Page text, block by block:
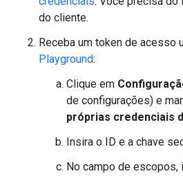
do cliente.
Receba um token de acesso
Playground:
Clique em
de configurações) e
próprias credenciais
Insira o ID e a chave
No campo de escopos,